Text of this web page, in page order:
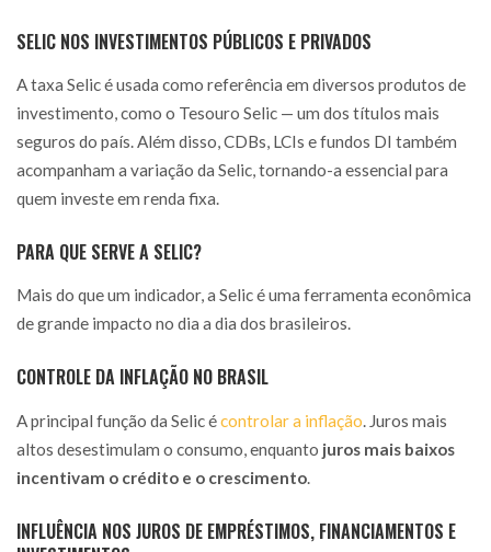
SELIC NOS INVESTIMENTOS PÚBLICOS E PRIVADOS
A taxa Selic é usada como referência em diversos produtos de
investimento, como o Tesouro Selic — um dos títulos mais
seguros do país. Além disso, CDBs, LCIs e fundos DI também
acompanham a variação da Selic, tornando-a essencial para
quem investe em renda fixa.
PARA QUE SERVE A SELIC?
Mais do que um indicador, a Selic é uma ferramenta econômica
de grande impacto no dia a dia dos brasileiros.
CONTROLE DA INFLAÇÃO NO BRASIL
A principal função da Selic écontrolar a inflação. Juros mais
altos desestimulam o consumo, enquanto juros mais baixos
incentivam o crédito e o crescimento.
INFLUÊNCIA NOS JUROS DE EMPRÉSTIMOS, FINANCIAMENTOS E